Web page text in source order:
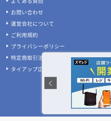
店舗デザイン・設計会社のテーマ別比較
店舗・商業施設の施工事例を探す
業種別 内装工事の費用相場
設計施工会社、事例の閲覧履歴
店舗デザインのプロに聞いてみた！
ご利用者様の声
設計･施工会社様へ
掲載希望のデザイン設計･施工会社様へ